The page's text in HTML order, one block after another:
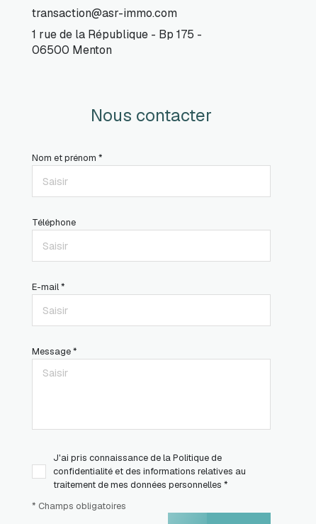
transaction@asr-immo.com
1 rue de la République - Bp 175 -
06500 Menton
Nous contacter
Nom et prénom *
Téléphone
E-mail *
Message *
J'ai pris connaissance de la Politique de
confidentialité et des informations relatives au
traitement de mes données personnelles *
* Champs obligatoires